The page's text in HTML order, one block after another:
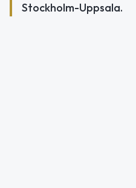
Stockholm-Uppsala.